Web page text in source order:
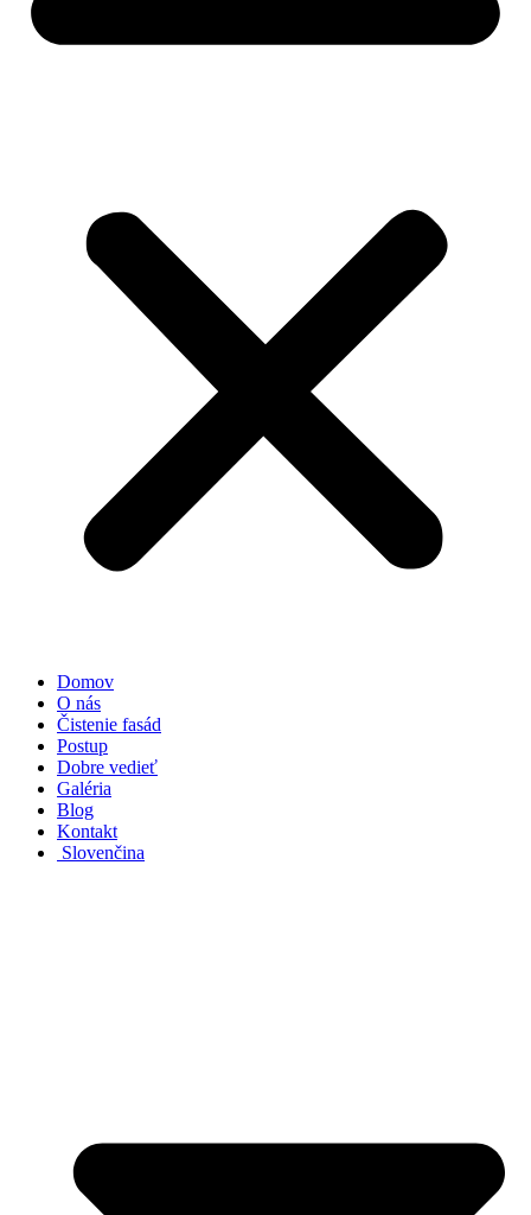
Domov
O nás
Čistenie fasád
Postup
Dobre vedieť
Galéria
Blog
Kontakt
Slovenčina